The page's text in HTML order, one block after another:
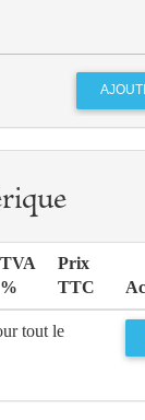
TVA
%
Prix
TTC
tout le